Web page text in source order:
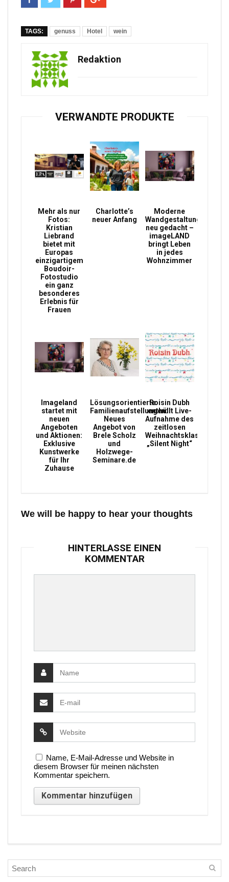
TAGS: genuss Hotel wein
Redaktion
VERWANDTE PRODUKTE
Mehr als nur
Fotos:
Kristian
Liebrand
bietet mit
Europas
einzigartigem
Boudoir-
Fotostudio
ein ganz
besonderes
Erlebnis für
Frauen
Charlotte’s
neuer Anfang
Moderne
Wandgestaltung
neu gedacht –
imageLAND
bringt Leben
in jedes
Wohnzimmer
Imageland
startet mit
neuen
Angeboten
und Aktionen:
Exklusive
Kunstwerke
für Ihr
Zuhause
Lösungsorientierte
Familienaufstellungen:
Neues
Angebot von
Brele Scholz
und
Holzwege-
Seminare.de
Roisin Dubh
enthüllt Live-
Aufnahme des
zeitlosen
Weihnachtsklassikers
„Silent Night“
We will be happy to hear your thoughts
HINTERLASSE EINEN
KOMMENTAR
Name, E-Mail-Adresse und Website in
diesem Browser für meinen nächsten
Kommentar speichern.